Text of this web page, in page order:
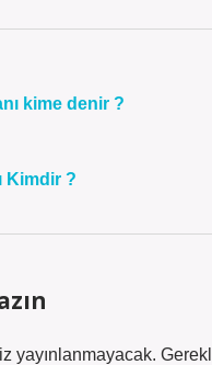
kime denir ?
Kimdir ?
yayınlanmayacak.